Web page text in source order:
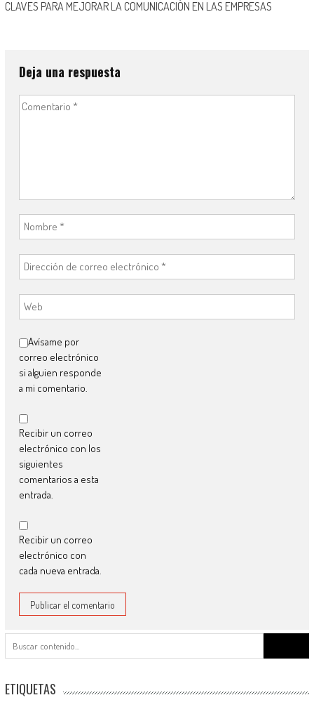
CLAVES PARA MEJORAR LA COMUNICACIÓN EN LAS EMPRESAS
Deja una respuesta
Avísame por
correo electrónico
si alguien responde
a mi comentario.
Recibir un correo
electrónico con los
siguientes
comentarios a esta
entrada.
Recibir un correo
electrónico con
cada nueva entrada.
ETIQUETAS